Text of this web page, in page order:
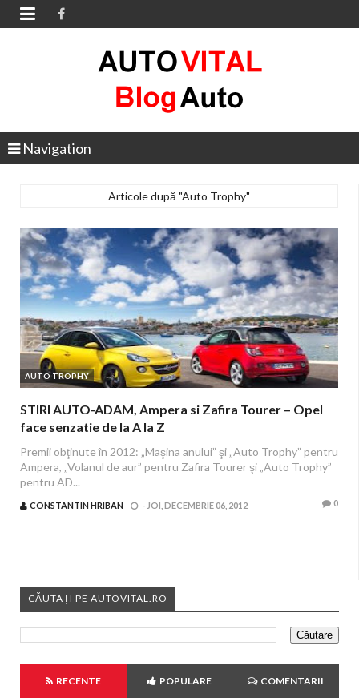

Navigation
Articole după "Auto Trophy"
AUTO TROPHY
STIRI AUTO-ADAM, Ampera si Zafira Tourer – Opel
face senzatie de la A la Z
Premii obţinute în 2012: „Maşina anului” şi „Auto Trophy” pentru
Ampera, „Volanul de aur” pentru Zafira Tourer şi „Auto Trophy”
pentru AD...
CONSTANTIN HRIBAN - JOI, DECEMBRIE 06, 2012 0
CĂUTAȚI PE AUTOVITAL.RO
RECENTE POPULARE COMENTARII